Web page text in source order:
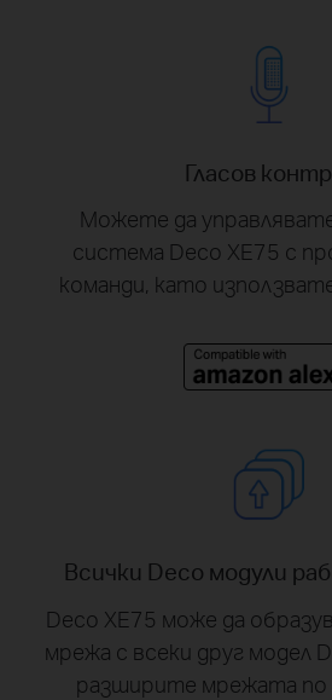
Гласов
Можете да
система Deco XE75 с
команди, като
Всички Deco модули
Deco XE75 може да
мрежа с всеки друг модел
разширите мрежата по